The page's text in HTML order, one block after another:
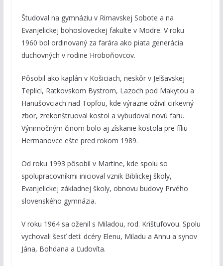
Študoval na gymnáziu v Rimavskej Sobote a na
Evanjelickej bohosloveckej fakulte v Modre. V roku
1960 bol ordinovaný za farára ako piata generácia
duchovných v rodine Hroboňovcov.
Pôsobil ako kaplán v Košiciach, neskôr v Jelšavskej
Teplici, Ratkovskom Bystrom, Lazoch pod Makytou a
Hanušovciach nad Topľou, kde výrazne oživil cirkevný
zbor, zrekonštruoval kostol a vybudoval novú faru.
Výnimočným činom bolo aj získanie kostola pre fíliu
Hermanovce ešte pred rokom 1989.
Od roku 1993 pôsobil v Martine, kde spolu so
spolupracovníkmi inicioval vznik Biblickej školy,
Evanjelickej základnej školy, obnovu budovy Prvého
slovenského gymnázia.
V roku 1964 sa oženil s Miladou, rod. Krištufovou. Spolu
vychovali šesť detí: dcéry Elenu, Miladu a Annu a synov
Jána, Bohdana a Ľudovíta.